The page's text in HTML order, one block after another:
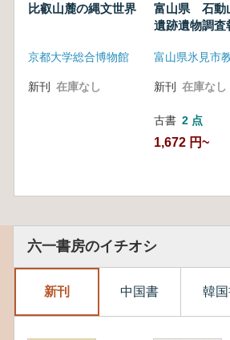
比叡山麓の縄文世界
京都大学総合博物館
新刊 在庫なし
富山県 石動
遺跡遺物調査
新刊 在庫なし
古書 2 点
1,672 円~
六一書房のイチオシ
新刊 中国書 韓